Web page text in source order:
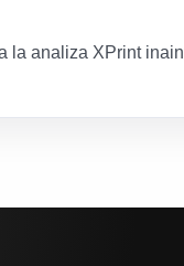
la analiza XPrint